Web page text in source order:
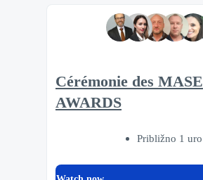
Cérémonie des MASE
AWARDS
Približno 1 uro